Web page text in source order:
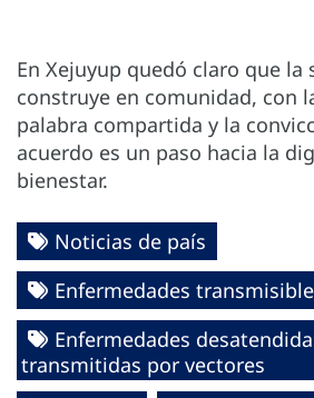
En Xejuyup quedó claro que la
construye en comunidad, con
palabra compartida y la
acuerdo es un paso hacia la
bienestar.
Noticias de país
Enfermedades
Enfermedades
transmitidas por vectores